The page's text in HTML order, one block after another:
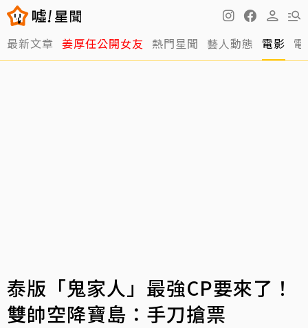
最新文章 姜厚任公開女友 熱門星聞 藝人動態 電影
泰版「鬼家人」最強CP要來了！
雙帥空降寶島：手刀搶票